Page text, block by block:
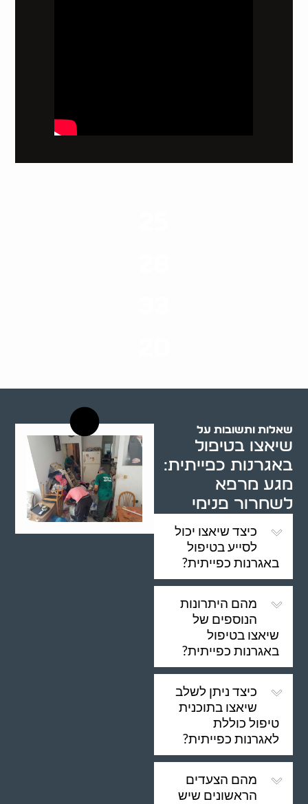
שאלות ותשובות על
שיאצו בטיפול
באגרנות כפייתית:
מגע מרפא
לשחרור פנימי
כיצד שיאצו יכול
לסייע בטיפול
באגרנות כפייתית?
מהם היתרונות
הנוספים של
שיאצו בטיפול
באגרנות כפייתית?
כיצד ניתן לשלב
שיאצו בתוכנית
טיפול כוללת
לאגרנות כפייתית?
מהם הצעדים
הראשונים שיש